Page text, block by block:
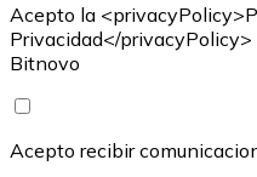
Acepto la
Privacidad</
Bitnovo
Acepto recibir